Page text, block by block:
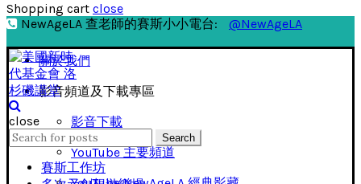
Shopping cart close
NewAgeLA 查老師的賽斯小小電台:
@NewAgeLA
關於我們
影音頻道及下載專區
影音下載
YouTube 主要頻道
close
Search
for:
Search
賽斯工作坊